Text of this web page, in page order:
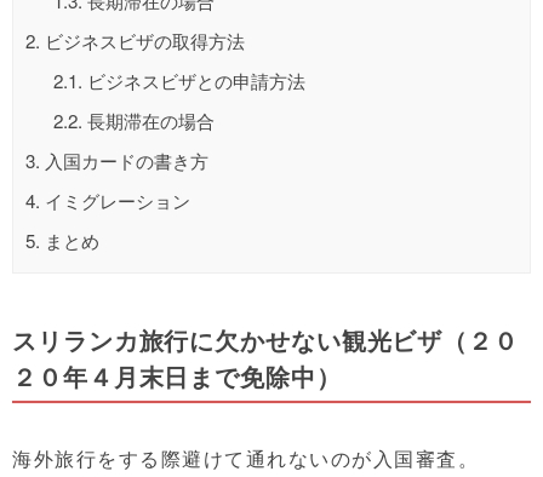
2. ビジネスビザの取得方法
2.1. ビジネスビザとの申請方法
2.2. 長期滞在の場合
3. 入国カードの書き方
4. イミグレーション
5. まとめ
スリランカ旅行に欠かせない観光ビザ（２０
２０年４月末日まで免除中）
海外旅行をする際避けて通れないのが入国審査。